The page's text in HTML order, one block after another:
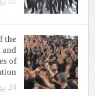
the
of
24 يونيو 2026